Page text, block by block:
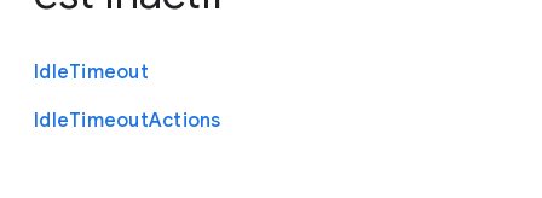
IdleTimeout
IdleTimeoutActions